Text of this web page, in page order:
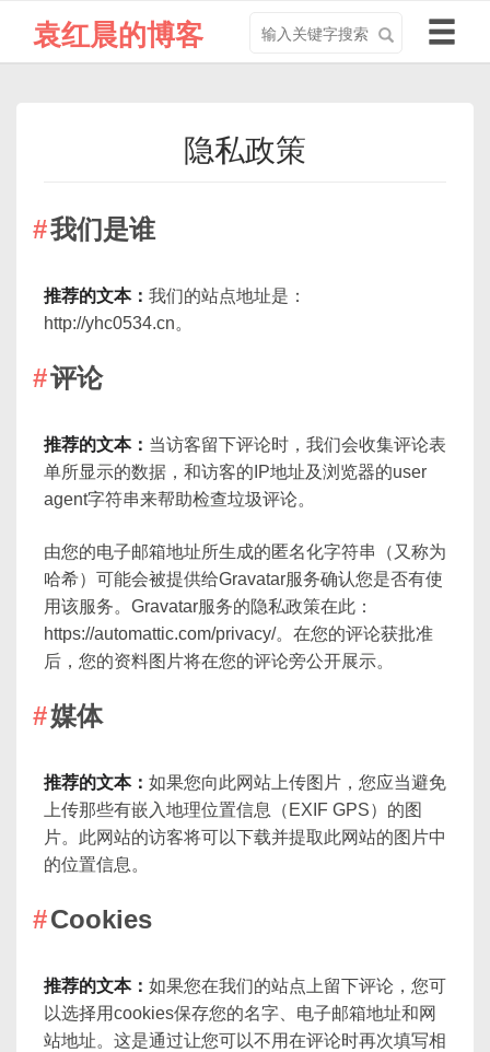
袁红晨的博客
关
导
航
切
隐私政策
我们是谁
推荐的文本： 我们的站点地址是：
http://yhc0534.cn。
评论
推荐的文本： 当访客留下评论时，我们会收集评论表
单所显示的数据，和访客的IP地址及浏览器的user
agent字符串来帮助检查垃圾评论。
由您的电子邮箱地址所生成的匿名化字符串（又称为
哈希）可能会被提供给Gravatar服务确认您是否有使
用该服务。Gravatar服务的隐私政策在此：
https://automattic.com/privacy/。在您的评论获批准
后，您的资料图片将在您的评论旁公开展示。
媒体
推荐的文本： 如果您向此网站上传图片，您应当避免
上传那些有嵌入地理位置信息（EXIF GPS）的图
片。此网站的访客将可以下载并提取此网站的图片中
的位置信息。
Cookies
推荐的文本： 如果您在我们的站点上留下评论，您可
以选择用cookies保存您的名字、电子邮箱地址和网
站地址。这是通过让您可以不用在评论时再次填写相